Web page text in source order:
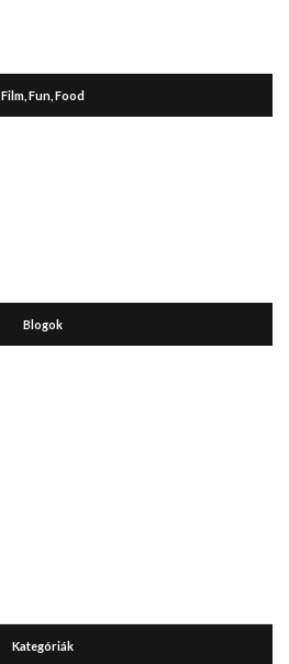
Film, Fun, Food
Blogok
Kategóriák